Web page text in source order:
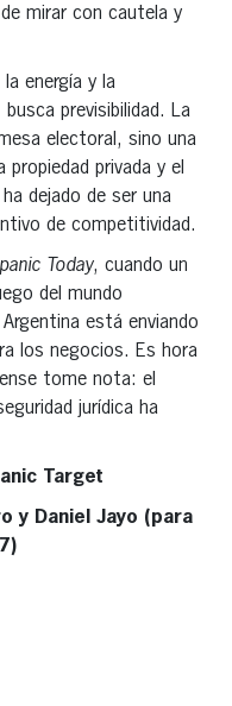
mirar con cautela y
energía y la
previsibilidad. La
electoral, sino una
privada y el
dejado de ser una
de competitividad.
Today, cuando un
del mundo
está enviando
los negocios. Es hora
tome nota: el
jurídica ha
Target
y Daniel Jayo (para